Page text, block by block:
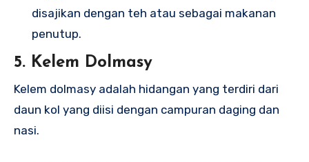
disajikan dengan teh atau sebagai makanan
penutup.
5. Kelem Dolmasy
Kelem dolmasy adalah hidangan yang terdiri dari
daun kol yang diisi dengan campuran daging dan
nasi.